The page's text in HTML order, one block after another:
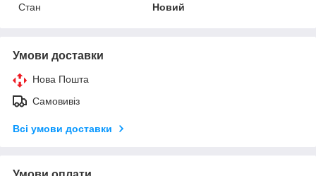
Стан
Новий
Умови доставки
Нова Пошта
Самовивіз
Всі умови доставки